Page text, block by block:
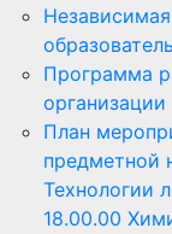
Программа
План
предметной
Технологии
18.00.00